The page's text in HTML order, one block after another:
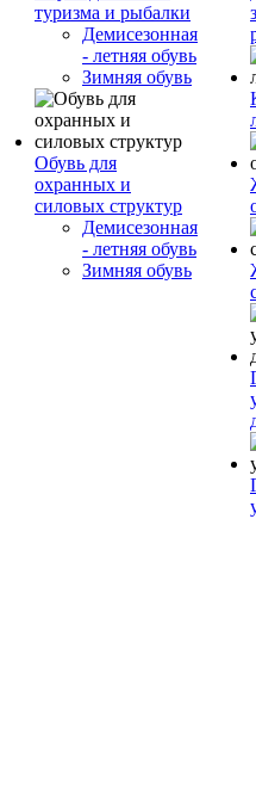
туризма и рыбалки
Демисезонная
- летняя обувь
Зимняя обувь
Обувь для
охранных и
силовых структур
Демисезонная
- летняя обувь
Зимняя обувь